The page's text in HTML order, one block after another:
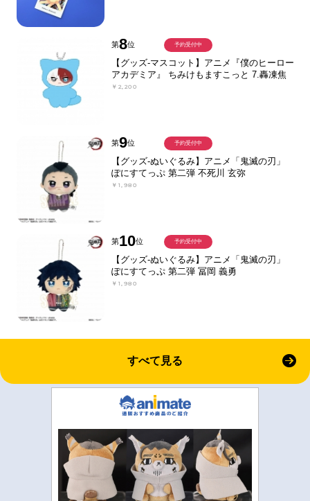
第8位
【グッズ-マスコット】アニメ『僕のヒーロー
アカデミア』 ちみけもますこっと 7.轟凍焦
￥2,200
予約受付中
第9位
【グッズ-ぬいぐるみ】アニメ「鬼滅の刃」
ぽにすてっぷ 第二弾 不死川 玄弥
￥1,980
予約受付中
第10位
【グッズ-ぬいぐるみ】アニメ「鬼滅の刃」
ぽにすてっぷ 第二弾 冨岡 義勇
￥1,980
予約受付中
すべて見る